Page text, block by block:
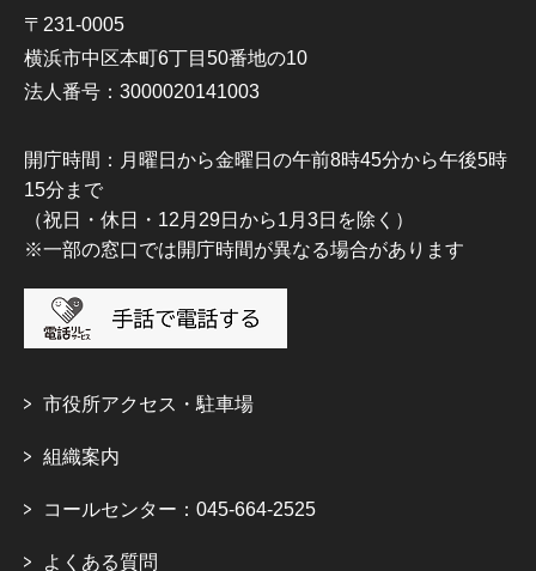
〒231-0005
横浜市中区本町6丁目50番地の10
法人番号：3000020141003
開庁時間：月曜日から金曜日の午前8時45分から午後5時
15分まで
（祝日・休日・12月29日から1月3日を除く）
※一部の窓口では開庁時間が異なる場合があります
市役所アクセス・駐車場
組織案内
コールセンター：045-664-2525
よくある質問